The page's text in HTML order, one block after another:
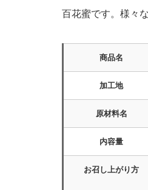
百花蜜です。様々
商品名
加工地
原材料名
内容量
お召し上がり方